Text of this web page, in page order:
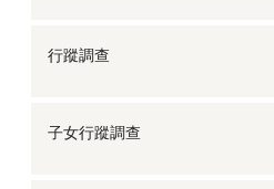
行蹤調查
子女行蹤調查